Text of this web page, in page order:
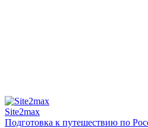
Site2max
Подготовка к путешествию по